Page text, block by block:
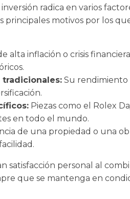
radica en varios
principales motivos por los
alta inflación o crisis
tradicionales: Su
Piezas como el Rolex
en todo el mundo.
de una propiedad o una
satisfacción personal al
que se mantenga en